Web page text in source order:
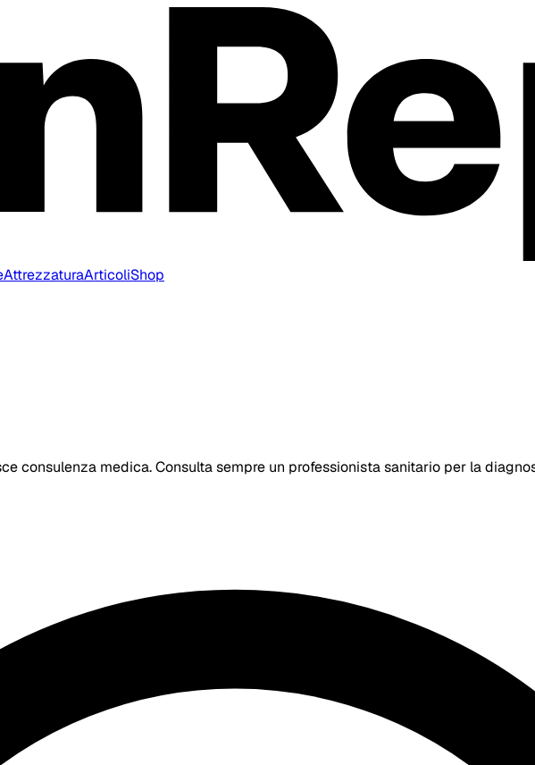
AttrezzaturaArticoliShop
consulenza medica. Consulta sempre un professionista sanitario per la